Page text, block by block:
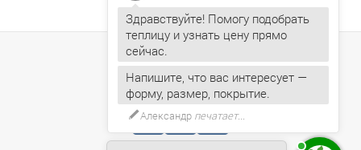
Здравствуйте! Помогу подобрать
теплицу и узнать цену прямо
Напишите, что вас интересует —
форму, размер, покрытие.
Александрпечатает...